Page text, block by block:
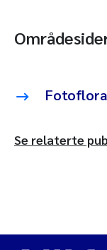
Se relaterte